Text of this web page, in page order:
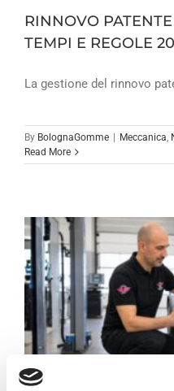
RINNOVO
TEMPI E REGOLE
La gestione del rinnovo
By BolognaGomme | Meccanica
Read More